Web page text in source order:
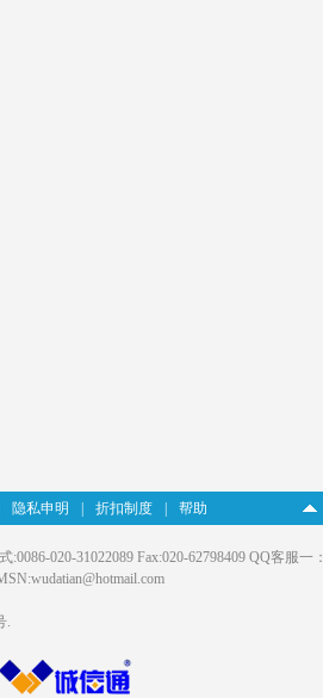
隐私申明 折扣制度 帮助
020-31022089 Fax:020-62798409 QQ客服一：
.